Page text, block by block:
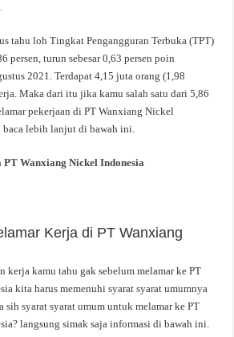
tahu loh Tingkat Pengangguran Terbuka (TPT)
persen, turun sebesar 0,63 persen poin
2021. Terdapat 4,15 juta orang (1,98
Maka dari itu jika kamu salah satu dari 5,86
pekerjaan di PT Wanxiang Nickel
lebih lanjut di bawah ini.
Wanxiang Nickel Indonesia
Kerja di PT Wanxiang
kerja kamu tahu gak sebelum melamar ke PT
kita harus memenuhi syarat syarat umumnya
sih syarat syarat umum untuk melamar ke PT
langsung simak saja informasi di bawah ini.